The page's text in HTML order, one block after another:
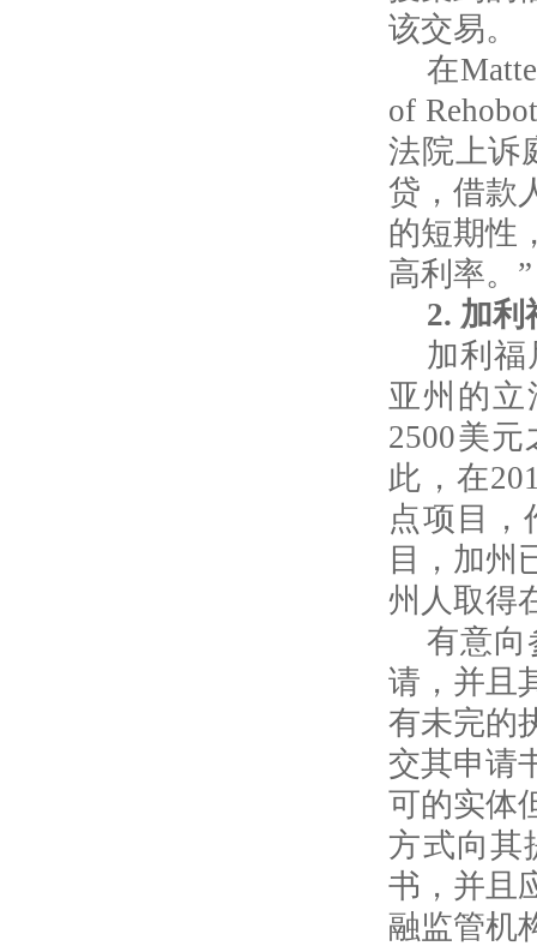
该交易。
在
of
法院上诉
贷，借款
的短期性
高利率。”
2. 加利
加利福
亚州的
2500美元
此，在
点项目，
目，加州
州人取得
有意向
请，并且
有未完的
交其申请
可的实体
方式向其
书，并且
融监管机